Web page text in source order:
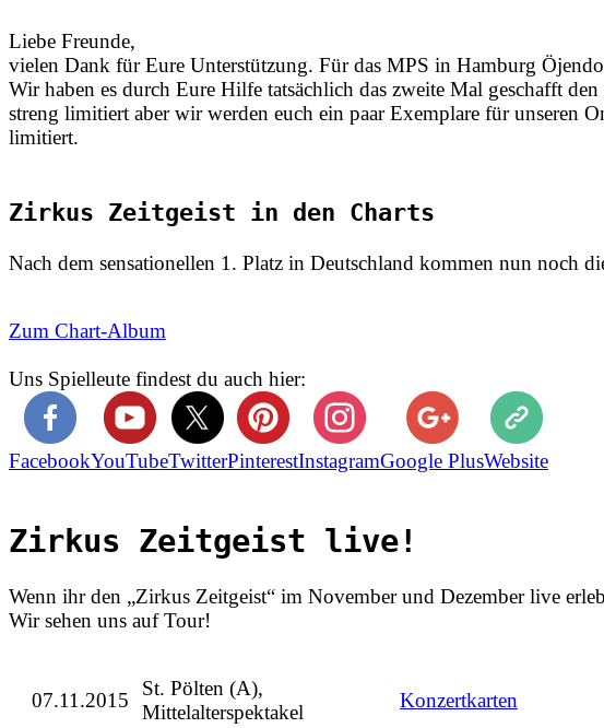
Liebe Freunde,
vielen Dank für Eure Unterstützung. Für das MPS in Hamburg
Wir haben es durch Eure Hilfe tatsächlich das zweite Mal geschafft
streng limitiert aber wir werden euch ein paar Exemplare für unseren
limitiert.
Zirkus Zeitgeist in den Charts
Nach dem sensationellen 1. Platz in Deutschland kommen nun noch
Zum Chart-Album
Uns Spielleute findest du auch hier:
FacebookYouTubeTwitterPinterestInstagramGoogle PlusWebsite
Zirkus Zeitgeist live!
Wenn ihr den „Zirkus Zeitgeist“ im November und Dezember live
Wir sehen uns auf Tour!
07.11.2015
St. Pölten (A),
Mittelalterspektakel
Konzertkarten